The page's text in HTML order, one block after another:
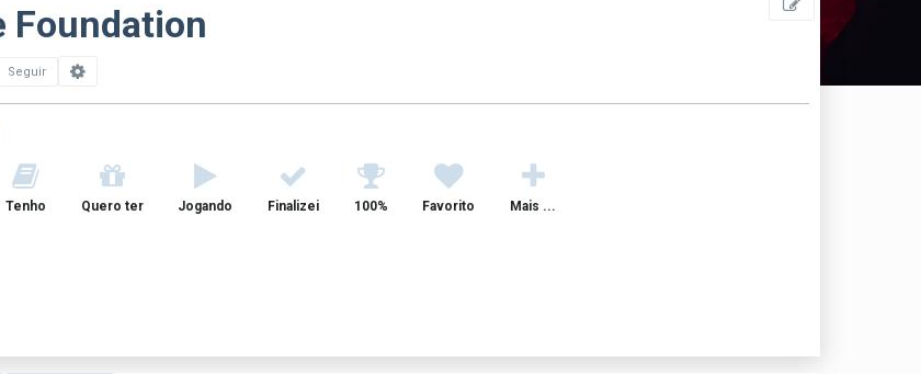
Foundation
Seguir
Tenho Quero ter Jogando Finalizei 100% Favorito Mais ...